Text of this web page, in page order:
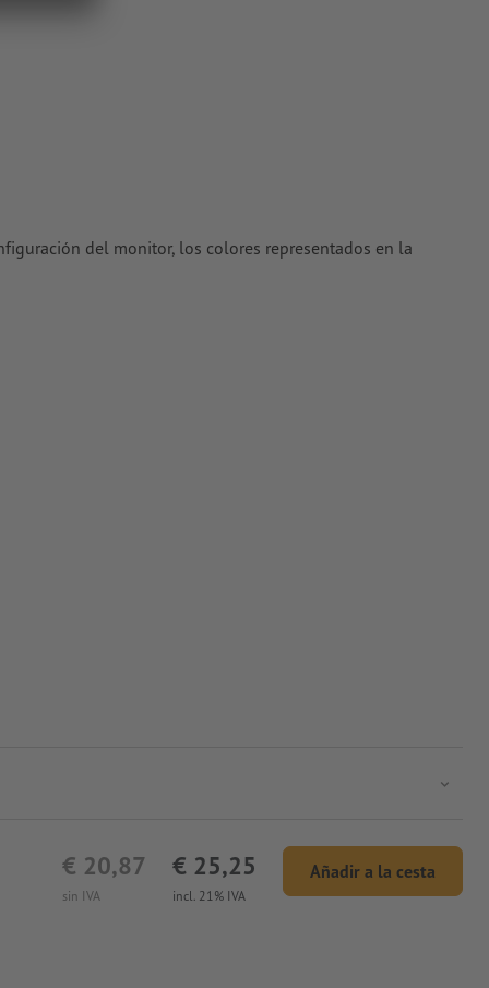
no
del monitor, los colores representados en la
sin IVA
€ 20,87
incl. 21% IVA
€ 25,25 Añadir a la cesta